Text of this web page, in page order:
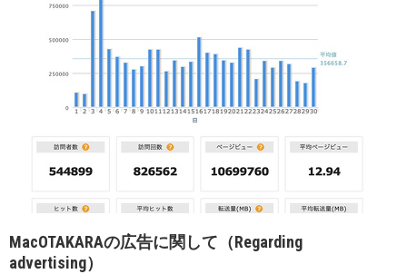
MacOTAKARAの広告に関して（Regarding
advertising）